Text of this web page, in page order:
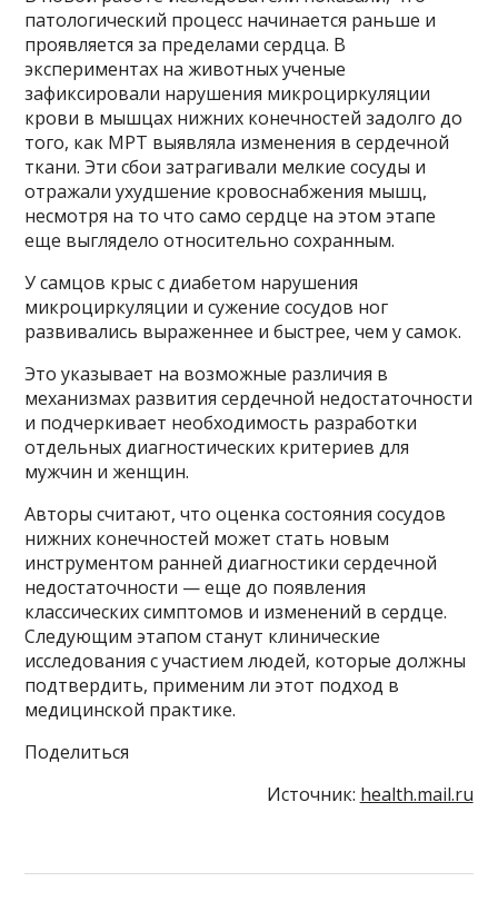
патологический процесс начинается раньше и
проявляется за пределами сердца. В
экспериментах на животных ученые
зафиксировали нарушения микроциркуляции
крови в мышцах нижних конечностей задолго до
того, как МРТ выявляла изменения в сердечной
ткани. Эти сбои затрагивали мелкие сосуды и
отражали ухудшение кровоснабжения мышц,
несмотря на то что само сердце на этом этапе
еще выглядело относительно сохранным.
У самцов крыс с диабетом нарушения
микроциркуляции и сужение сосудов ног
развивались выраженнее и быстрее, чем у самок.
Это указывает на возможные различия в
механизмах развития сердечной недостаточности
и подчеркивает необходимость разработки
отдельных диагностических критериев для
мужчин и женщин.
Авторы считают, что оценка состояния сосудов
нижних конечностей может стать новым
инструментом ранней диагностики сердечной
недостаточности — еще до появления
классических симптомов и изменений в сердце.
Следующим этапом станут клинические
исследования с участием людей, которые должны
подтвердить, применим ли этот подход в
медицинской практике.
Поделиться
Источник: health.mail.ru